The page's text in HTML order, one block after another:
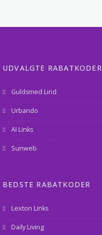
UDVALGTE RABATKODER
Guldsmed Lind
Urbando
AI Links
Sunweb
BEDSTE RABATKODER
Lexton Links
Daily Living